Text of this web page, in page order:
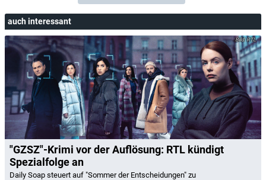
auch interessant
RTL
"GZSZ"-Krimi vor der Auflösung: RTL kündigt
Spezialfolge an
Daily Soap steuert auf "Sommer der Entscheidungen" zu